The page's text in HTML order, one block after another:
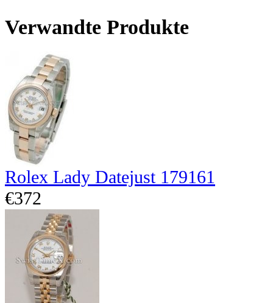
Verwandte Produkte
Rolex Lady Datejust 179161
€372